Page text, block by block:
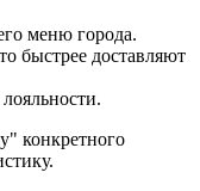
меню города.
быстрее доставляют
конкретного